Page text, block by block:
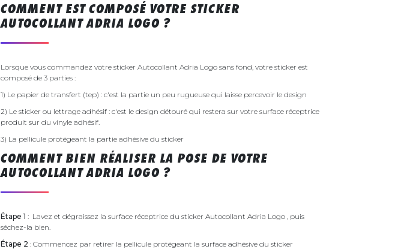
COMMENT EST COMPOSÉ VOTRE STICKER
AUTOCOLLANT ADRIA LOGO ?
Lorsque vous commandez votre sticker Autocollant Adria Logo sans fond, votre sticker est
composé de 3 parties :
1) Le papier de transfert (tep) : c'est la partie un peu rugueuse qui laisse percevoir le design
2) Le sticker ou lettrage adhésif : c'est le design détouré qui restera sur votre surface réceptrice
produit sur du vinyle adhésif.
3) La pellicule protégeant la partie adhésive du sticker
COMMENT BIEN RÉALISER LA POSE DE VOTRE
AUTOCOLLANT ADRIA LOGO ?
Étape 1 : Lavez et dégraissez la surface réceptrice du sticker Autocollant Adria Logo , puis
séchez-la bien.
Étape 2 : Commencez par retirer la pellicule protégeant la surface adhésive du sticker